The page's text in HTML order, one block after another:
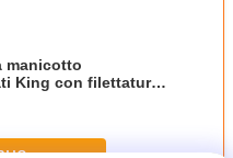
manicotto
King con filettatura